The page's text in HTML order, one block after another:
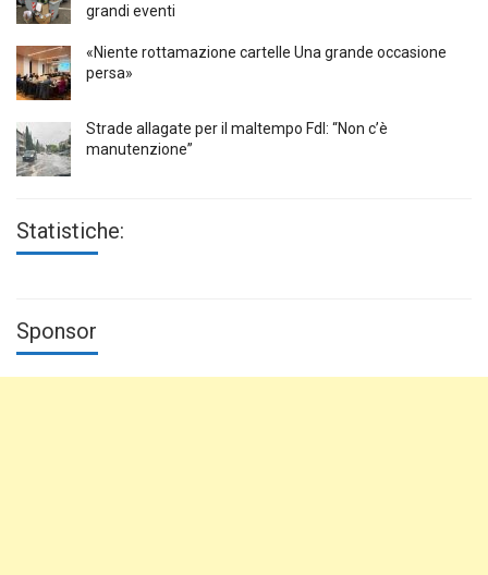
grandi eventi
«Niente rottamazione cartelle Una grande occasione
persa»
Strade allagate per il maltempo FdI: “Non c’è
manutenzione”
Statistiche:
Sponsor